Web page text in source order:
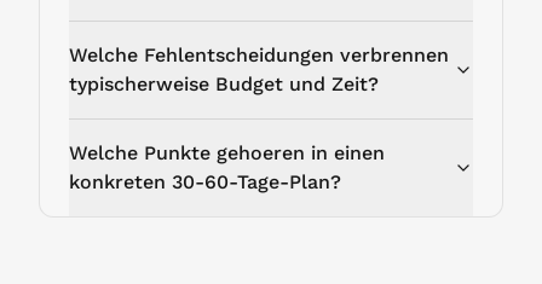
Welche Fehlentscheidungen verbrennen
typischerweise Budget und Zeit?
Welche Punkte gehoeren in einen
konkreten 30-60-Tage-Plan?